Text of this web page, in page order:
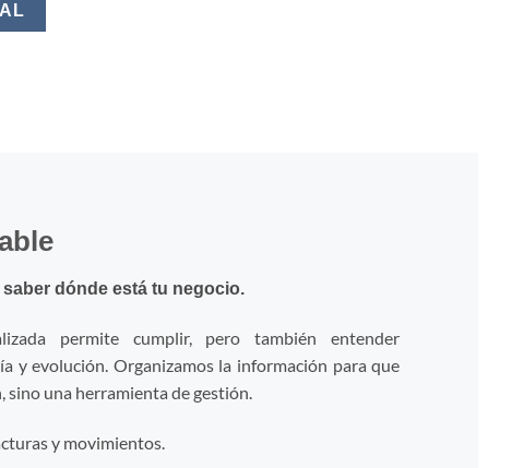
dónde está tu negocio.
permite cumplir, pero también entender
y evolución. Organizamos la información para que
sino una herramienta de gestión.
y movimientos.